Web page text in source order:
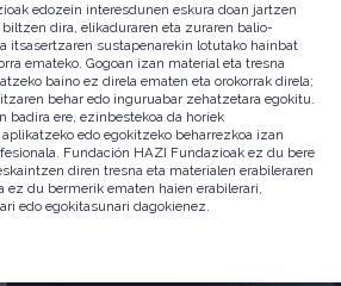
edozein interesdunen eskura doan jartzen
dira, elikaduraren eta zuraren balio-
itsasertzaren sustapenarekin lotutako hainbat
emateko. Gogoan izan material eta tresna
baino ez direla ematen eta orokorrak direla;
behar edo inguruabar zehatzetara egokitu.
badira ere, ezinbestekoa da horiek
edo egokitzeko beharrezkoa izan
Fundación HAZI Fundazioak ez du bere
diren tresna eta materialen erabileraren
du bermerik ematen haien erabilerari,
edo egokitasunari dagokienez.